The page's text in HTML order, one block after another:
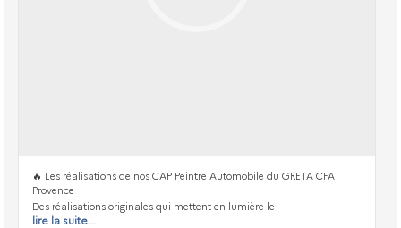
🔥 Les réalisations de nos CAP Peintre Automobile du GRETA CFA
Provence
Des réalisations originales qui mettent en lumière le
lire la suite...